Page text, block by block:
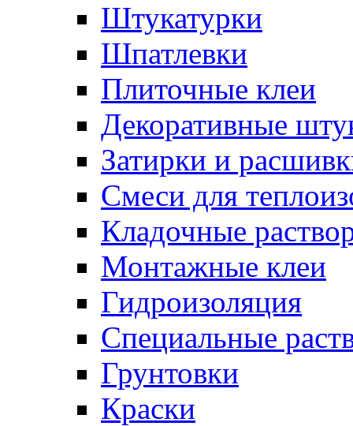
Штукатурки
Шпатлевки
Плиточные клеи
Декоративные
Затирки и
Смеси для
Кладочные
Монтажные клеи
Гидроизоляция
Специальные
Грунтовки
Краски